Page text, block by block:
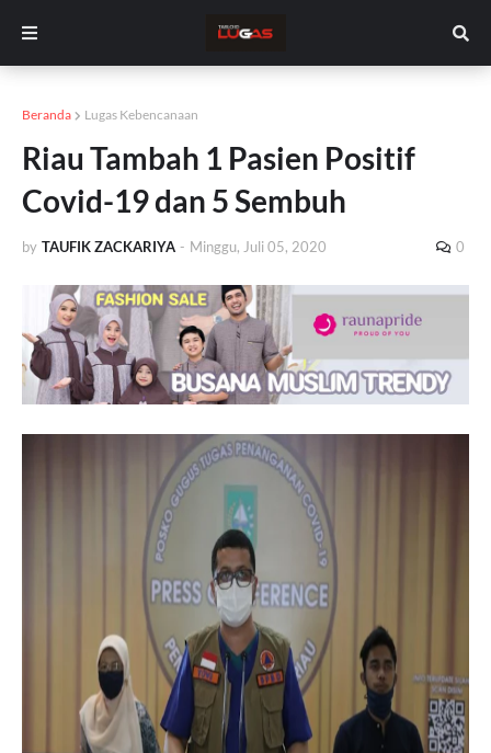
Beranda Lugas Kebencanaan
Riau Tambah 1 Pasien Positif
Covid-19 dan 5 Sembuh
by TAUFIK ZACKARIYA - Minggu, Juli 05, 2020 0